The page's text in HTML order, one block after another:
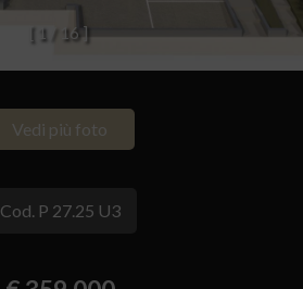
[ 1 / 16 ]
Vedi più foto
Cod. P 27.25 U3